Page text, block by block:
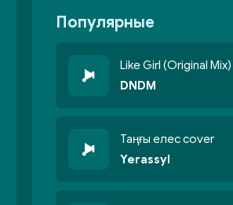
Популярные
Like Girl (Original Mix)
DNDM
Таңғы елес cover
Yerassyl